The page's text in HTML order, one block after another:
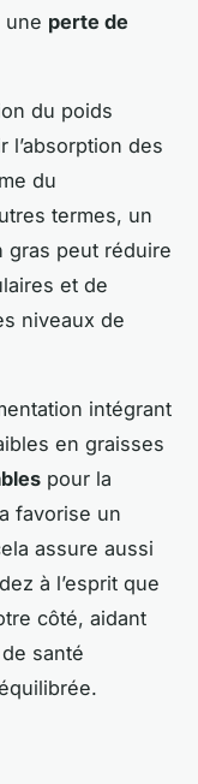
une perte de
du poids
l’absorption des
du
termes, un
gras peut réduire
et de
niveaux de
intégrant
en graisses
pour la
favorise un
assure aussi
à l’esprit que
côté, aidant
santé